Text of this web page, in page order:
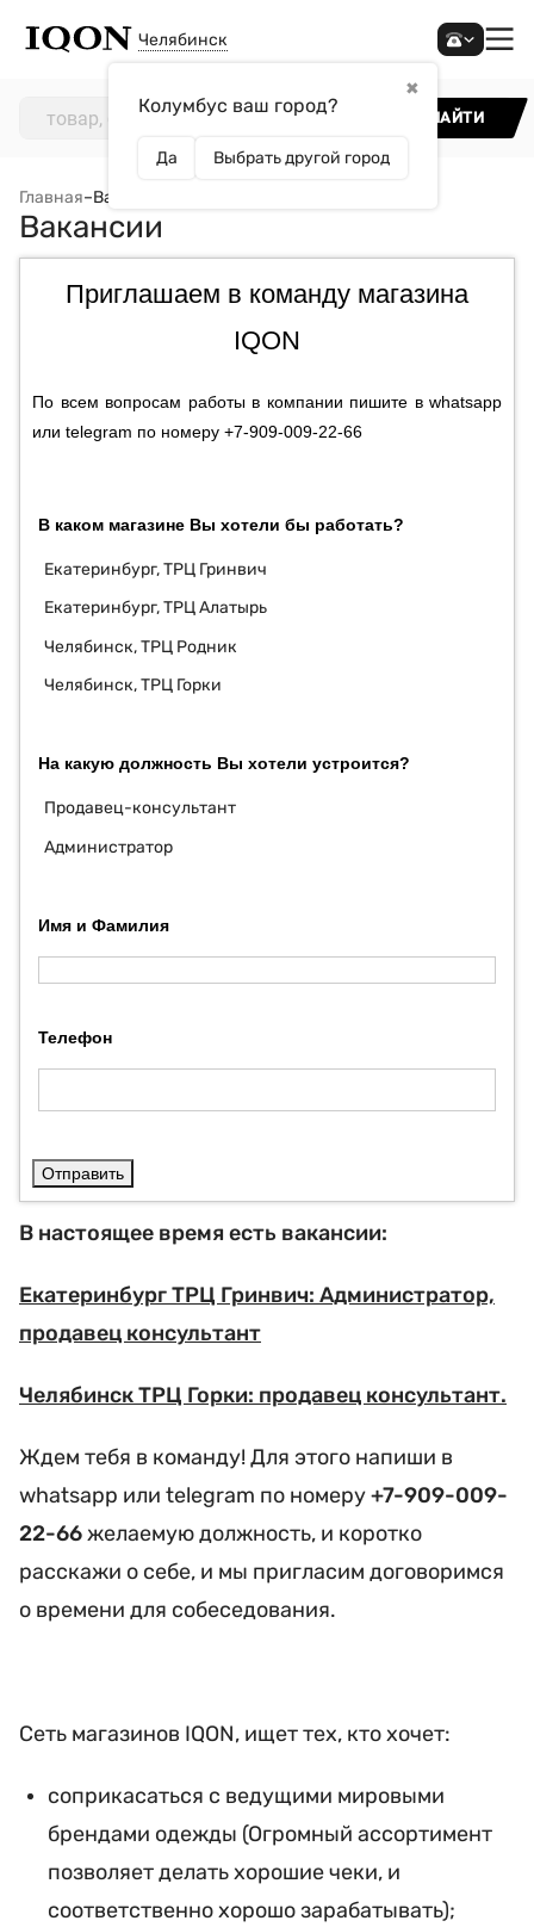
Челябинск
✖
Колумбус ваш город?
Да Выбрать другой город
НАЙТИ
Главная–Вакансии
Вакансии
Приглашаем в команду магазина
IQON
По всем вопросам работы в компании пишите в whatsapp
или telegram по номеру +7-909-009-22-66
В каком магазине Вы хотели бы работать?
Екатеринбург, ТРЦ Гринвич
Екатеринбург, ТРЦ Алатырь
Челябинск, ТРЦ Родник
Челябинск, ТРЦ Горки
На какую должность Вы хотели устроится?
Продавец-консультант
Администратор
Имя и Фамилия
Телефон
Отправить
В настоящее время есть вакансии:
Екатеринбург ТРЦ Гринвич: Администратор,
продавец консультант
Челябинск ТРЦ Горки: продавец консультант.
Ждем тебя в команду! Для этого напиши в
whatsapp или telegram по номеру+7-909-009-
22-66желаемую должность, и коротко
расскажи о себе, и мы пригласим договоримся
о времени для собеседования.
Сеть магазинов IQON, ищет тех, кто хочет:
соприкасаться с ведущими мировыми
брендами одежды (Огромный ассортимент
позволяет делать хорошие чеки, и
соответственно хорошо зарабатывать);